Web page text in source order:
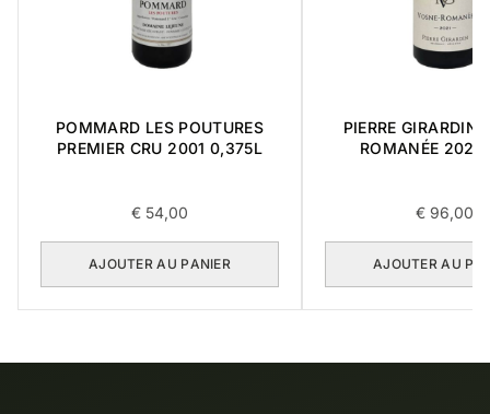
POMMARD LES POUTURES
PREMIER CRU 2001 0,375L
€ 54,00
AJOUTER AU PANIER
PIERRE GIRARDIN
ROMANÉE 2021
€96,00
AJOUTER AU